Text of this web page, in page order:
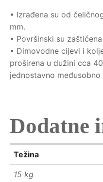
• Izrađena su od
mm.
• Površinski su
• Dimovodne cijevi i
proširena u dužini cca
jednostavno međusobno
Dodatne
Težina
15 kg